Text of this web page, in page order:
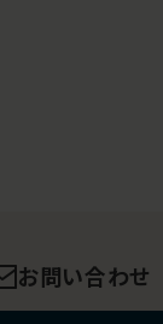
お問い合わせ